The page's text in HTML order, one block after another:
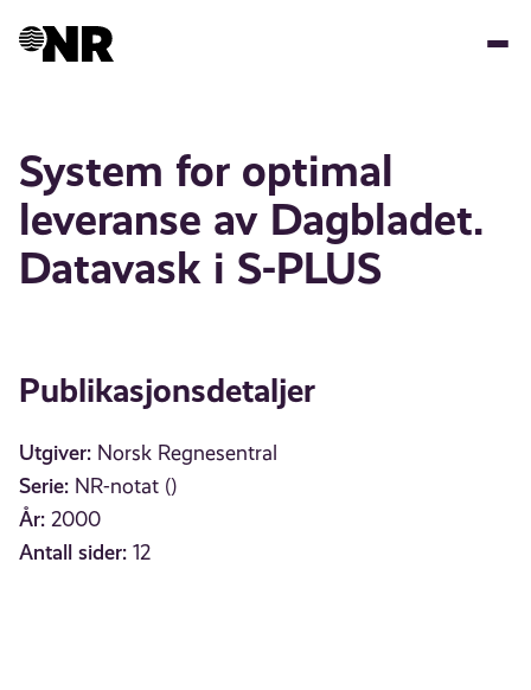
System for optimal
leveranse av Dagbladet.
Datavask i S-PLUS
Publikasjonsdetaljer
Utgiver: Norsk Regnesentral
Serie: NR-notat ()
År: 2000
Antall sider: 12